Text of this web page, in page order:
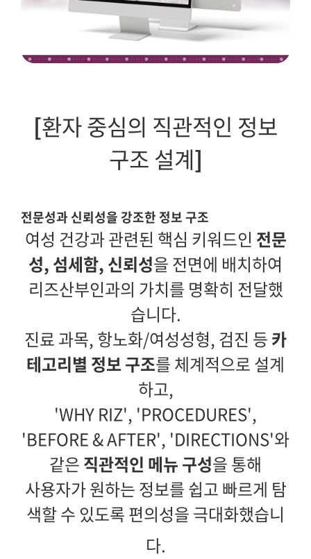
[환자 중심의 직관적인 정보
구조 설계]
전문성과 신뢰성을 강조한 정보 구조
여성 건강과 관련된 핵심 키워드인 전문
성, 섬세함, 신뢰성을 전면에 배치하여
리즈산부인과의 가치를 명확히 전달했
습니다.
진료 과목, 항노화/여성성형, 검진 등카
테고리별 정보 구조를 체계적으로 설계
하고,
'WHY RIZ', 'PROCEDURES',
'BEFORE & AFTER', 'DIRECTIONS'와
같은직관적인 메뉴 구성을 통해
사용자가 원하는 정보를 쉽고 빠르게 탐
색할 수 있도록 편의성을 극대화했습니
다.